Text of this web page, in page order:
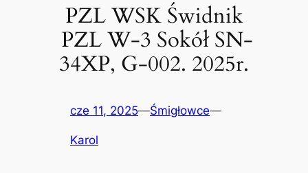
PZL WSK Świdnik
PZL W-3 Sokół SN-
34XP, G-002. 2025r.
cze 11, 2025—Śmigłowce—
Karol